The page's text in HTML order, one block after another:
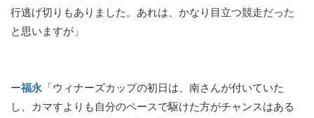
行逃げ切りもありました。あれは、かなり目立つ競走だった
と思いますが」
ー福永 「ウィナーズカップの初日は、南さんが付いていた
し、カマすよりも自分のペースで駆けた方がチャンスはある